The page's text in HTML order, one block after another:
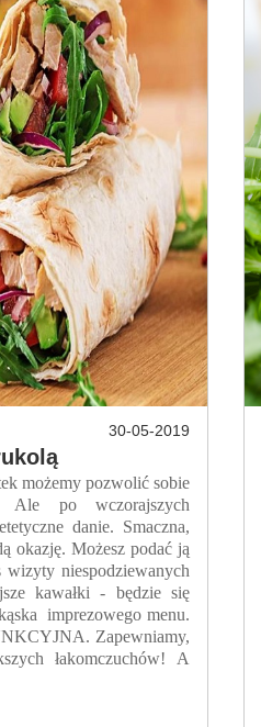
30-05-2019
możemy pozwolić sobie
Ale po wczorajszych
danie. Smaczna,
okazję. Możesz podać ją
wizyty niespodziewanych
kawałki - będzie się
imprezowego menu.
Zapewniamy,
łakomczuchów! A